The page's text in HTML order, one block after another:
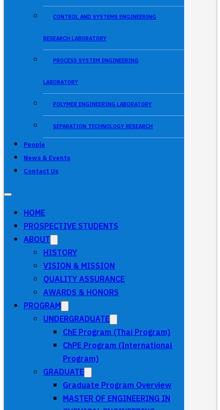
CONTROL AND SYSTEMS ENGINEERING
RESEARCH LABORATORY
PROCESS SYSTEM ENGINEERING
LABORATORY
POLYMER ENGINEERING LABORATORY
SEPARATION TECHNOLOGY RESEARCH
People
News & Events
Contact Us
HOME
PROSPECTIVE STUDENTS
ABOUT
HISTORY
VISION & MISSION
QUALITY ASSURANCE
AWARDS & HONORS
PROGRAM
UNDERGRADUATE
ChE Program (Thai Program)
ChPE Program (International
Program)
GRADUATE
Graduate Program Overview
MASTER OF ENGINEERING IN